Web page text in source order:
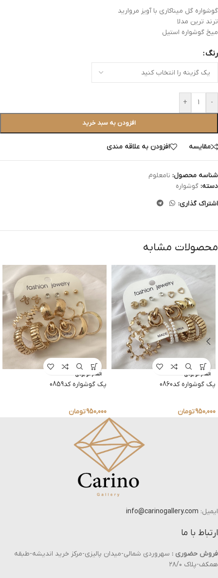
گوشواره گل میناکاری با آویز مروارید
ترند ترین مدلا
میخ گوشواره استیل
رنگ
-
+
افزودن به سبد خرید
مقایسه افزودن به علاقه مندی
شناسه محصول: نامعلوم
دسته: گوشواره
اشتراک گذاری:
محصولات مشابه
اتمام موجودی
پک گوشواره کد0860
950,000تومان
اتمام موجودی
پک گوشواره کد0859
950,000تومان
ایمیل: info@carinogallery.com
ارتباط با ما
فروش حضوری : سهروردی شمالی-میدان پالیزی-مرکز خرید اندیشه-طبقه
همکف-پلاک ۲۸/۰